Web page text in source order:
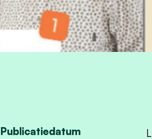
Publicatiedatum